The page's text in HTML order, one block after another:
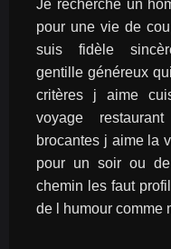
Je recherche un
pour une vie de
suis fidèle
gentille généreux
critères j aime
voyage
brocantes j aime la
pour un soir ou
chemin les faut
de l humour comme